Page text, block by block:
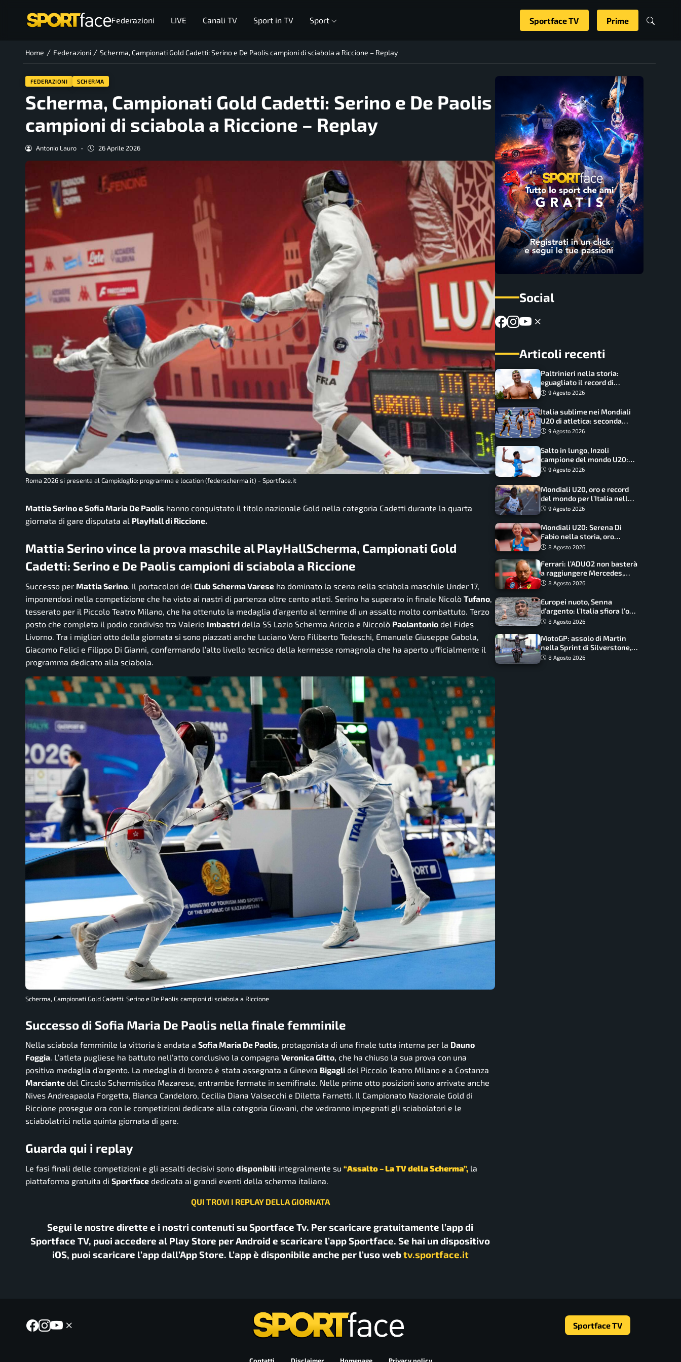
Federazioni LIVE Canali TV Sport in TV Sport Sportface TV Prime
Home / Federazioni / Scherma, Campionati Gold Cadetti: Serino e De Paolis campioni di sciabola a Riccione – Replay
FEDERAZIONI SCHERMA
Scherma, Campionati Gold Cadetti: Serino e De Paolis
campioni di sciabola a Riccione – Replay
Antonio Lauro - 26 Aprile 2026
Roma 2026 si presenta al Campidoglio: programma e location (federscherma.it) - Sportface.it
Mattia Serino e Sofia Maria De Paolis hanno conquistato il titolo nazionale Gold nella categoria Cadetti durante la quarta
giornata di gare disputata al PlayHall di Riccione.
Mattia Serino vince la prova maschile al PlayHallScherma, Campionati Gold
Cadetti: Serino e De Paolis campioni di sciabola a Riccione
Successo per Mattia Serino . Il portacolori del Club Scherma Varese ha dominato la scena nella sciabola maschile Under 17,
imponendosi nella competizione che ha visto ai nastri di partenza oltre cento atleti. Serino ha superato in finale Nicolò Tufano
tesserato per il Piccolo Teatro Milano, che ha ottenuto la medaglia d’argento al termine di un assalto molto combattuto. Terzo
posto che completa il podio condiviso tra Valerio Imbastri della SS Lazio Scherma Ariccia e Niccolò Paolantonio del Fides
Livorno. Tra i migliori otto della giornata si sono piazzati anche Luciano Vero Filiberto Tedeschi, Emanuele Giuseppe Gabola,
Giacomo Felici e Filippo Di Gianni, confermando l’alto livello tecnico della kermesse romagnola che ha aperto ufficialmente il
programma dedicato alla sciabola.
Scherma, Campionati Gold Cadetti: Serino e De Paolis campioni di sciabola a Riccione
Successo di Sofia Maria De Paolis nella finale femminile
Nella sciabola femminile la vittoria è andata a Sofia Maria De Paolis, protagonista di una finale tutta interna per la Dauno
Foggia. L’atleta pugliese ha battuto nell’atto conclusivo la compagna Veronica Gitto, che ha chiuso la sua prova con una
positiva medaglia d’argento. La medaglia di bronzo è stata assegnata a Ginevra Bigagli del Piccolo Teatro Milano e a Costanza
Marciante del Circolo Schermistico Mazarese, entrambe fermate in semifinale. Nelle prime otto posizioni sono arrivate anche
Nives Andreapaola Forgetta, Bianca Candeloro, Cecilia Diana Valsecchi e Diletta Farnetti. Il Campionato Nazionale Gold di
Riccione prosegue ora con le competizioni dedicate alla categoria Giovani, che vedranno impegnati gli sciabolatori e le
sciabolatrici nella quinta giornata di gare.
Guarda qui i replay
Le fasi finali delle competizioni e gli assalti decisivi sono disponibili integralmente su “Assalto – La TV della Scherma”, la
piattaforma gratuita di Sportface dedicata ai grandi eventi della scherma italiana.
QUI TROVI I REPLAY DELLA GIORNATA
Segui le nostre dirette e i nostri contenuti su Sportface Tv. Per scaricare gratuitamente l’app di
Sportface TV, puoi accedere al Play Store per Android e scaricare l’app Sportface. Se hai un dispositivo
iOS, puoi scaricare l’app dall’App Store. L’app è disponibile anche per l’uso webtv.sportface.it
Social
Articoli recenti
Paltrinieri nella storia:
eguagliato il record di
medaglie di Federica
9 Agosto 2026
Italia sublime nei Mondiali
U20 di atletica: seconda
dietro solo agli USA nel
9 Agosto 2026
Salto in lungo, Inzoli
campione del mondo U20:
basta un centimetro
9 Agosto 2026
Mondiali U20, oro e record
del mondo per l’Italia nella
4×100 mista: Doualla
9 Agosto 2026
Mondiali U20: Serena Di
Fabio nella storia, oro
dominio totale nei 5000 di
8 Agosto 2026
Ferrari: l’ADUO2 non basterà
a raggiungere Mercedes,
novità per la Macarena
8 Agosto 2026
Europei nuoto, Senna
d’argento: l’Italia sfiora l’oro
nella staffetta, Paltrinieri
8 Agosto 2026
MotoGP: assolo di Martin
nella Sprint di Silverstone,
trionfo totale Aprilia
8 Agosto 2026
Sportface TV
Contatti Disclaimer Homepage Privacy policy